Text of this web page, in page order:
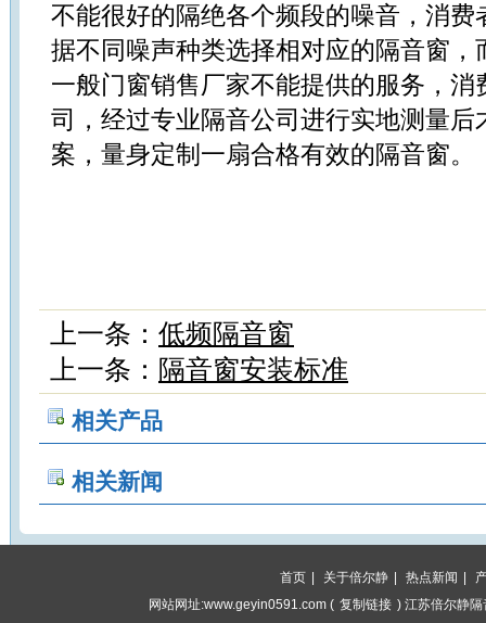
不能很好的隔绝各个频段的噪音，消
据不同噪声种类选择相对应的隔音窗
一般门窗销售厂家不能提供的服务，
司，经过专业隔音公司进行实地测量后
案，量身定制一扇合格有效的隔音窗。
上一条： 低频隔音窗
上一条： 隔音窗安装标准
相关产品
相关新闻
首页 关于倍尔静 热点新闻
网站网址:www.geyin0591.com ( 复制链接 ) 江苏倍尔静